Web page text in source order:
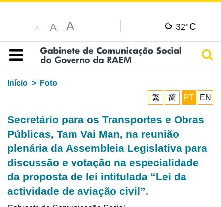
A A A 32°C
Índice
Início
Foto
繁
简 PT EN
Secretário para os Transportes e Obras
Públicas, Tam Vai Man, na reunião
plenária da Assembleia Legislativa para
discussão e votação na especialidade
da proposta de lei intitulada “Lei da
actividade de aviação civil”.